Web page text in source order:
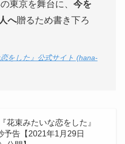
東京を舞台に、 今を
へ贈るため書き下ろ
をした』公式サイト (hana-
花束みたいな恋をした』
予告【2021年1月29日